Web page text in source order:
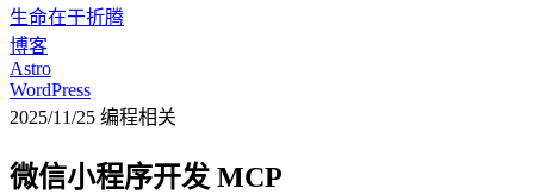
生命在于折腾
博客
Astro
WordPress
2025/11/25 编程相关
微信小程序开发 MCP